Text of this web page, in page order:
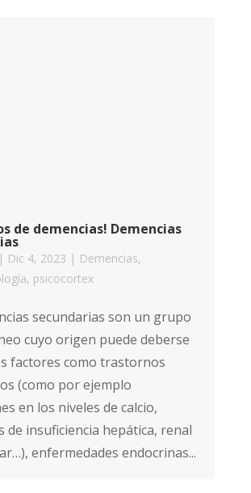
de demencias! Demencias
| Dic 4, 2023 | Demencias,
, psicocortex
secundarias son un grupo
cuyo origen puede deberse
factores como trastornos
(como por ejemplo
en los niveles de calcio,
de insuficiencia hepática, renal
enfermedades endocrinas...